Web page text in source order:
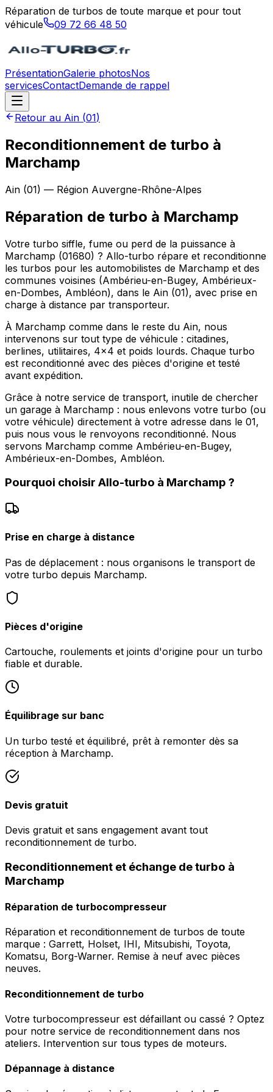
Réparation de turbos de toute marque et pour tout
véhicule
09 72 66 48 50
PrésentationGalerie photosNos
servicesContactDemande de rappel
Retour au Ain (01)
Reconditionnement de turbo à
Marchamp
Ain (01) — Région Auvergne-Rhône-Alpes
Réparation de turbo à Marchamp
Votre turbo siffle, fume ou perd de la puissance à
Marchamp (01680) ? Allo-turbo répare et reconditionne
les turbos pour les automobilistes de Marchamp et des
communes voisines (Ambérieu-en-Bugey, Ambérieux-
en-Dombes, Ambléon), dans le Ain (01), avec prise en
charge à distance par transporteur.
À Marchamp comme dans le reste du Ain, nous
intervenons sur tout type de véhicule : citadines,
berlines, utilitaires, 4x4 et poids lourds. Chaque turbo
est reconditionné avec des pièces d'origine et testé
avant expédition.
Grâce à notre service de transport, inutile de chercher
un garage à Marchamp : nous enlevons votre turbo (ou
votre véhicule) directement à votre adresse dans le 01,
puis nous vous le renvoyons reconditionné. Nous
servons Marchamp comme Ambérieu-en-Bugey,
Ambérieux-en-Dombes, Ambléon.
Pourquoi choisir Allo-turbo à Marchamp ?
Prise en charge à distance
Pas de déplacement : nous organisons le transport de
votre turbo depuis Marchamp.
Pièces d'origine
Cartouche, roulements et joints d'origine pour un turbo
fiable et durable.
Équilibrage sur banc
Un turbo testé et équilibré, prêt à remonter dès sa
réception à Marchamp.
Devis gratuit
Devis gratuit et sans engagement avant tout
reconditionnement de turbo.
Reconditionnement et échange de turbo à
Marchamp
Réparation de turbocompresseur
Réparation et reconditionnement de turbos de toute
marque : Garrett, Holset, IHI, Mitsubishi, Toyota,
Komatsu, Borg-Warner. Remise à neuf avec pièces
neuves.
Reconditionnement de turbo
Votre turbocompresseur est défaillant ou cassé ? Optez
pour notre service de reconditionnement dans nos
ateliers. Intervention sur tous types de moteurs.
Dépannage à distance